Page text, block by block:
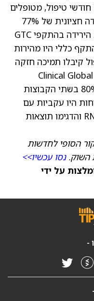
טוניים-קלוניים כלליים. לאחר 18 חודשי טיפול, מטופלים
שטופלו במערכת ה-RNS חוו ירידה חציונית של 77%
בהתקפי GTC לעומת קו הבסיס. הירידה בהתקפי GTC
כללי היו מהירות
קיבלו תמיכה חזקה
מצד רופאים ומטופלים, עם מדד Clinical Global
Impression of Change מעל 80% בשתי הקבוצות
היו עקביות עם
הפרופיל המוכר של מערכת ה-RNS והדגימו תוצאות
הסופי לחדשות
השוק.נסו עכשיו>>
על ידי
-